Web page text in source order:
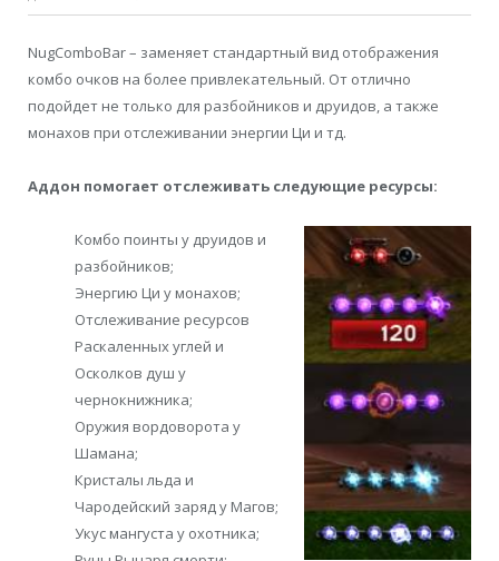
NugComboBar – заменяет стандартный вид отображения
комбо очков на более привлекательный. От отлично
подойдет не только для разбойников и друидов, а также
монахов при отслеживании энергии Ци и тд.
Аддон помогает отслеживать следующие ресурсы:
Комбо поинты у друидов и
разбойников;
Энергию Ци у монахов;
Отслеживание ресурсов
Раскаленных углей и
Осколков душ у
чернокнижника;
Оружия вордоворота у
Шамана;
Кристалы льда и
Чародейский заряд у Магов;
Укус мангуста у охотника;